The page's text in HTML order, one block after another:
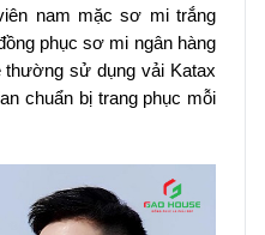
nam mặc sơ mi trắng
phục sơ mi ngân hàng
thường sử dụng vải Katax
chuẩn bị trang phục mỗi